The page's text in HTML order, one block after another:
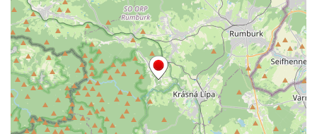
Socha Včela v ZOO Hluboká
Socha Housenka v ZOO Hluboká
Socha Nosorožík v ZOO Hluboká
Socha Rosomák v ZOO Hluboká
Socha Beruška v ZOO Hluboká
Socha Vážka v ZOO Hluboká